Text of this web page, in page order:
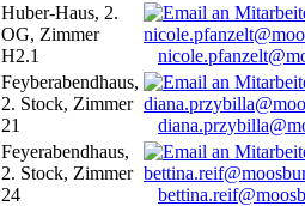
Huber-Haus, 2.
OG, Zimmer
H2.1
Feyberabendhaus,
2. Stock, Zimmer
21
Feyerabendhaus,
2. Stock, Zimmer
24